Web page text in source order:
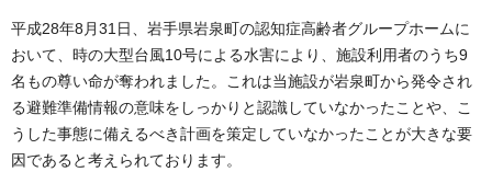
平成28年8月31日、岩手県岩泉町の認知症高齢者グループホームに
おいて、時の大型台風10号による水害により、施設利用者のうち9
名もの尊い命が奪われました。これは当施設が岩泉町から発令され
る避難準備情報の意味をしっかりと認識していなかったことや、こ
うした事態に備えるべき計画を策定していなかったことが大きな要
因であると考えられております。